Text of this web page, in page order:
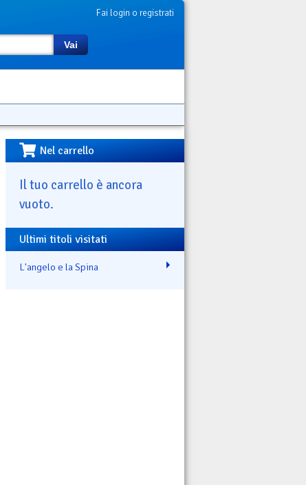
Fai login o registrati
Vai
Nel carrello
Il tuo carrello è ancora
vuoto.
Ultimi titoli visitati
L'angelo e la Spina